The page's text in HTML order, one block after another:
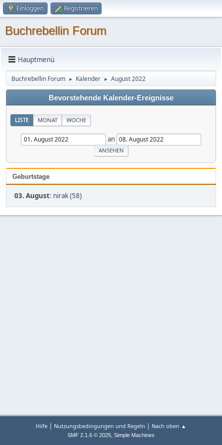
Einloggen Registrieren
Buchrebellin Forum
Hauptmenü
Buchrebellin Forum ► Kalender ► August 2022
Bevorstehende Kalender-Ereignisse
LISTE MONAT WOCHE
an
Geburtstage
03. August: nirak (58)
Hilfe | Nutzungsbedingungen und Regeln | Nach oben ▲
SMF 2.1.6 © 2025, Simple Machines